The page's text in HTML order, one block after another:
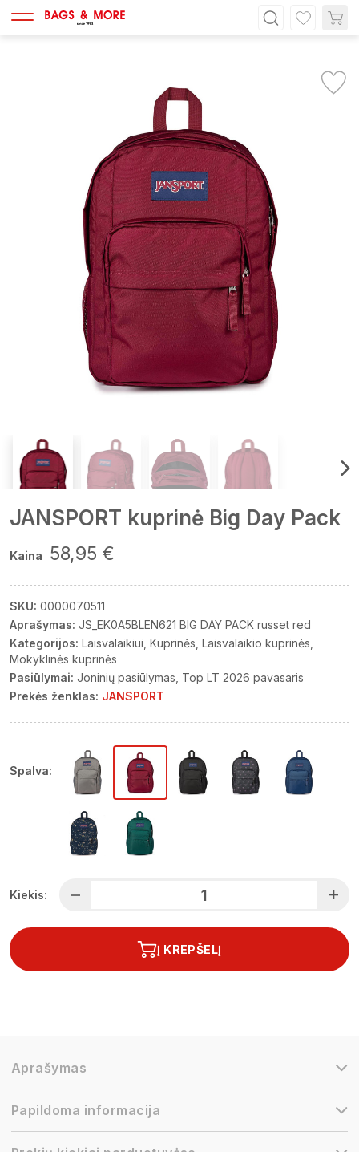
JANSPORT kuprinė Big Day Pack
Kaina 58,95 €
SKU: 0000070511
Aprašymas: JS_EK0A5BLEN621 BIG DAY PACK russet red
Kategorijos: Laisvalaikiui Kuprinės Laisvalaikio kuprinės
Mokyklinės kuprinės
Pasiūlymai: Joninių pasiūlymas Top LT 2026 pavasaris
Prekės ženklas: JANSPORT
Spalva:
Kiekis:
Į KREPŠELĮ
Aprašymas
Papildoma informacija